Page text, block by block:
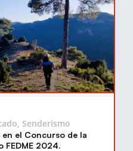
, Senderismo
el Concurso de la
FEDME 2024.